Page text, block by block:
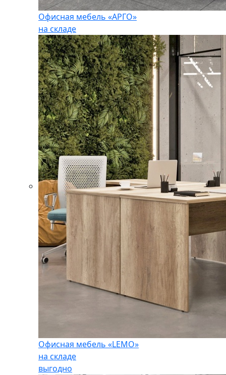
Офисная мебель «АРГО»
на складе
Офисная мебель «LEMO»
на складе
выгодно